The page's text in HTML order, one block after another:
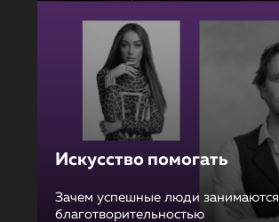
Искусство помогать
Зачем успешные люди занимаются
благотворительностью